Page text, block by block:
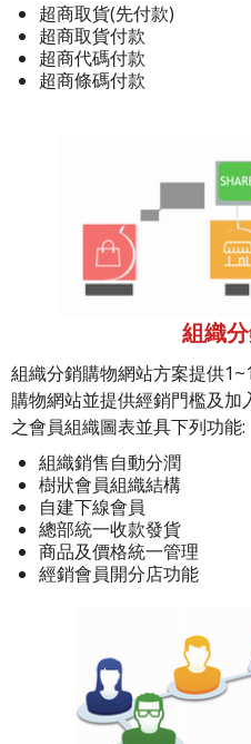
超商取貨(先付款)
超商取貨付款
超商代碼付款
超商條碼付款
組織
組織分銷購物網站方案提供
購物網站並提供經銷門檻及
之會員組織圖表並具下列功能:
組織銷售自動分潤
樹狀會員組織結構
自建下線會員
總部統一收款發貨
商品及價格統一管理
經銷會員開分店功能